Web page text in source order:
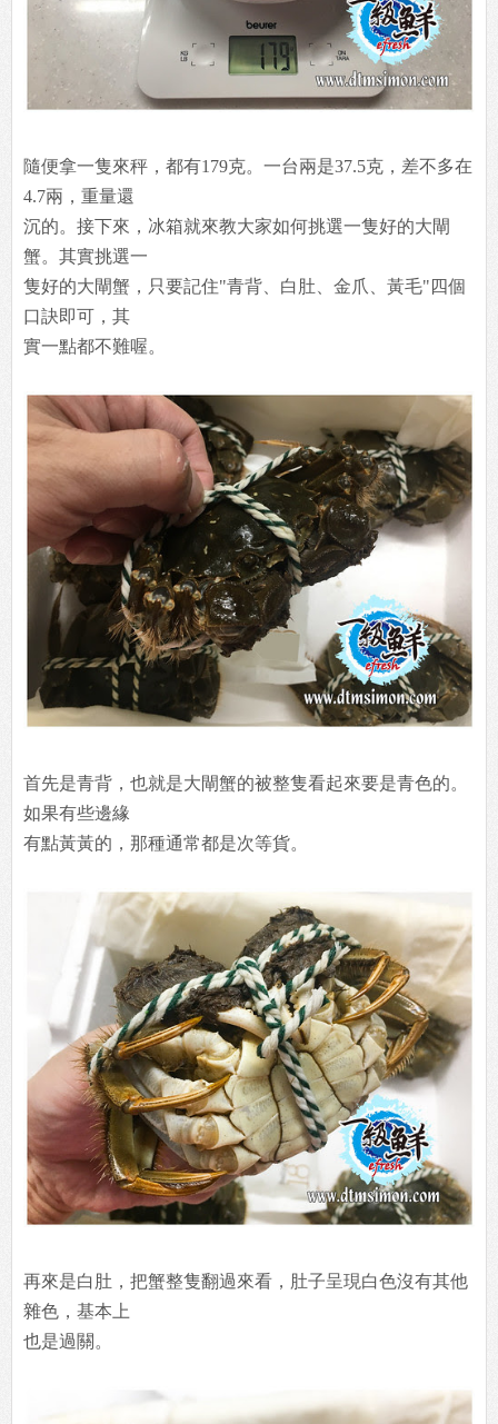
隨便拿一隻來秤，都有179克。一台兩是37.5克，差不多在
4.7兩，重量還
沉的。接下來，冰箱就來教大家如何挑選一隻好的大閘
蟹。其實挑選一
隻好的大閘蟹，只要記住"青背、白肚、金爪、黃毛"四個
口訣即可，其
實一點都不難喔。
首先是青背，也就是大閘蟹的被整隻看起來要是青色的。
如果有些邊緣
有點黃黃的，那種通常都是次等貨。
再來是白肚，把蟹整隻翻過來看，肚子呈現白色沒有其他
雜色，基本上
也是過關。